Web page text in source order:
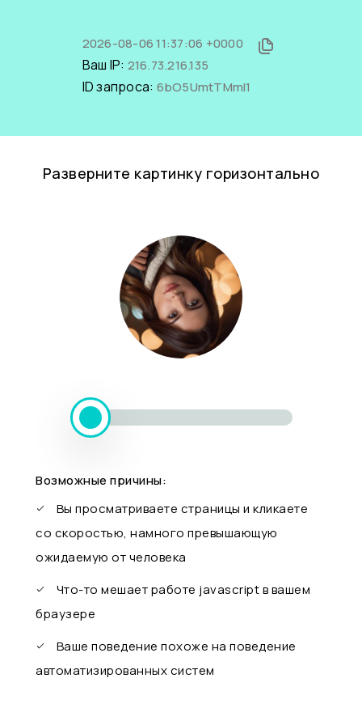
2026-08-06 11:37:06 +0000
Ваш IP: 216.73.216.135
ID запроса: 6bO5UmtTMmI1
Разверните картинку горизонтально
Возможные причины:
Вы просматриваете страницы и кликаете
со скоростью, намного превышающую
ожидаемую от человека
Что-то мешает работе javascript в вашем
браузере
Ваше поведение похоже на поведение
автоматизированных систем